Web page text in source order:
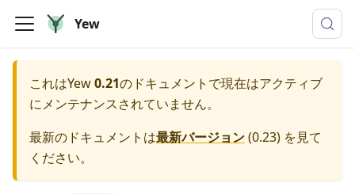
Yew
これはYew0.21のドキュメントで現在はアクティブ
にメンテナンスされていません。
最新のドキュメントは最新バージョン(0.23) を見て
ください。